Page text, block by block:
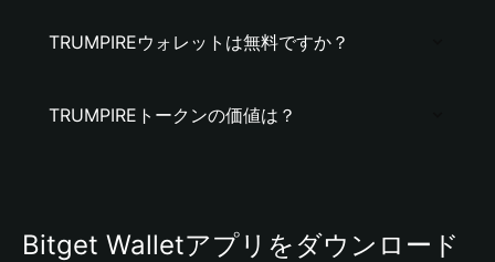
TRUMPIREウォレットは無料ですか？
TRUMPIREトークンの価値は？
Bitget Walletアプリをダウンロード